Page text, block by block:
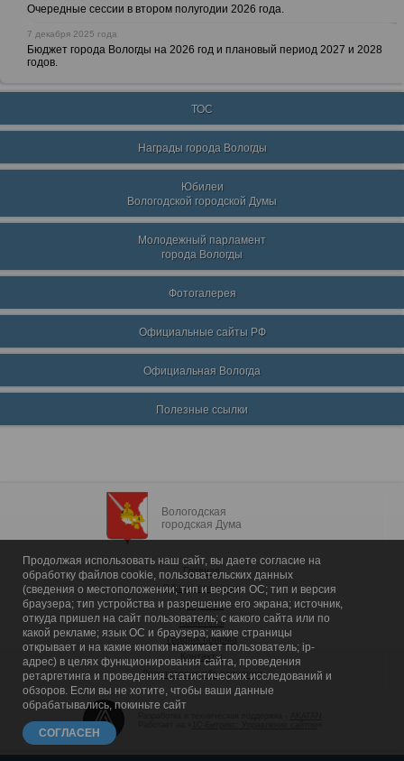
Очередные сессии в втором полугодии 2026 года.
7 декабря 2025 года
Бюджет города Вологды на 2026 год и плановый период 2027 и 2028
годов.
ТОС
Награды города Вологды
Юбилеи
Вологодской городской Думы
Молодежный парламент
города Вологды
Фотогалерея
Официальные сайты РФ
Официальная Вологда
Полезные ссылки
Вологодская
городская Дума
Главная
Общие сведения
Депутаты
Комитеты
График приема
Контакты
Депутатские объединения
Продолжая использовать наш сайт, вы даете согласие на
обработку файлов cookie, пользовательских данных
(сведения о местоположении; тип и версия ОС; тип и версия
браузера; тип устройства и разрешение его экрана; источник,
откуда пришел на сайт пользователь; с какого сайта или по
какой рекламе; язык ОС и браузера; какие страницы
открывает и на какие кнопки нажимает пользователь; ip-
адрес) в целях функционирования сайта, проведения
ретаргетинга и проведения статистических исследований и
обзоров. Если вы не хотите, чтобы ваши данные
обрабатывались, покиньте сайт
СОГЛАСЕН